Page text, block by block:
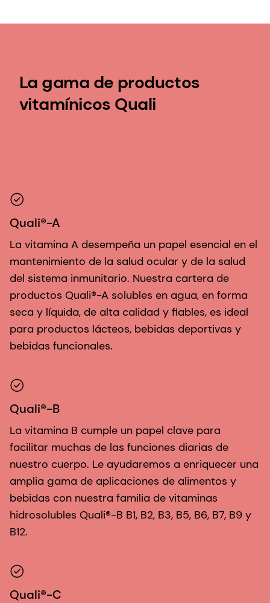
La gama de productos
vitamínicos Quali
Quali®-A
La vitamina A desempeña un papel esencial en el
mantenimiento de la salud ocular y de la salud
del sistema inmunitario. Nuestra cartera de
productos Quali®-A solubles en agua, en forma
seca y líquida, de alta calidad y fiables, es ideal
para productos lácteos, bebidas deportivas y
bebidas funcionales.
Quali®-B
La vitamina B cumple un papel clave para
facilitar muchas de las funciones diarias de
nuestro cuerpo. Le ayudaremos a enriquecer una
amplia gama de aplicaciones de alimentos y
bebidas con nuestra familia de vitaminas
hidrosolubles Quali®-B B1, B2, B3, B5, B6, B7, B9 y
B12.
Quali®-C